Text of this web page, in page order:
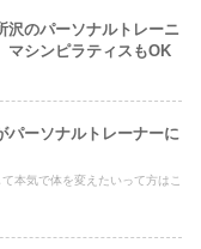
沢のパーソナルトレーニ
シンピラティスもOK
パーソナルトレーナーに
本気で体を変えたいって方はこ